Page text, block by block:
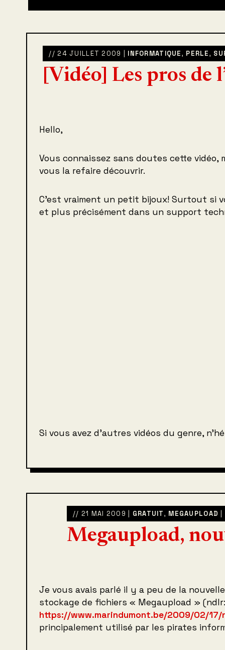
// 24 JUILLET 2009 | INFORMATIQUE, PERLE,
[Vidéo] Les pros
Hello,
Vous connaissez sans doutes cette vidéo,
vous la refaire découvrir.
C’est vraiment un petit bijoux! Surtout si
et plus précisément dans un support
Si vous avez d’autres vidéos du genre,
// 21 MAI 2009 | GRATUIT, MEGAUPLOAD
Megaupload,
Je vous avais parlé il y a peu de la
stockage de fichiers « Megaupload » (ndlr:
https://www.marindumont.be/2009/02/17/
principalement utilisé par les pirates